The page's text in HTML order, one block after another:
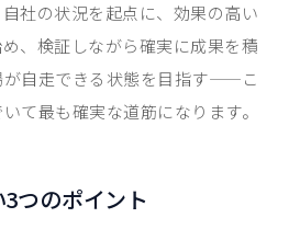
社の状況を起点に、効果の高い
、検証しながら確実に成果を積
が自走できる状態を目指す——こ
て最も確実な道筋になります。
つのポイント